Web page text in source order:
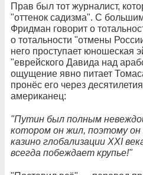
Прав был тот журналист,
"оттенок садизма". С
Фридман говорит о
о тотальности "отмены
него проступает юношеская
"еврейского Давида над
ощущение явно питает
пронёс его через
американец:
"Путин был полным
котором он жил, поэтому он
казино глобализации XXI
всегда побеждает крупье!"